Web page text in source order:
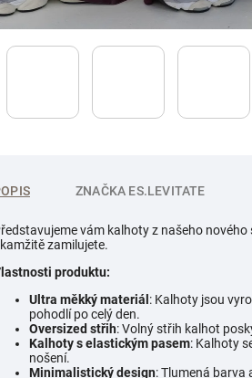
ZNAČKA ES.LEVITATE
vám kalhoty z našeho
zamilujete.
produktu:
Ultra měkký materiál : Kalhoty jsou
pohodlí po celý den.
Oversized střih: Volný střih kalhot
Kalhoty s elastickým pasem: Kalhoty
nošení.
Minimalistický design: Tlumená barva